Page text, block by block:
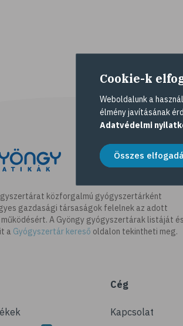
közforgalmú gyógyszertárként
gazdasági társaságok felelnek az adott
A Gyöngy gyógyszertárak listáját és
a Gyógyszertár kereső oldalon tekintheti meg.
Cég
Kapcsolat
Cookie-k
Weboldalunk a
élmény javításának
Adatvédelmi
Összes